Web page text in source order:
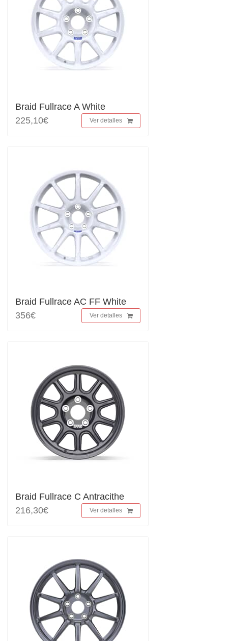
Braid Fullrace A White
225,10€
Ver detalles
Braid Fullrace AC FF White
356€
Ver detalles
Braid Fullrace C Antracithe
216,30€
Ver detalles